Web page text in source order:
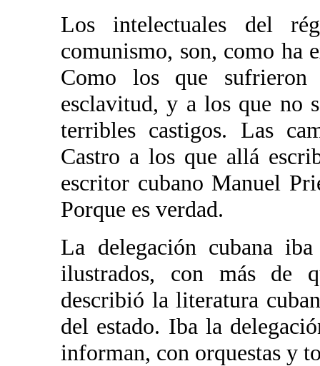
Los intelectuales del
comunismo, son, como ha
Como los que sufrieron
esclavitud, y a los que no
terribles castigos. Las
Castro a los que allá
escritor cubano Manuel
Porque es verdad.
La delegación cubana
ilustrados, con más de
describió la literatura
del estado. Iba la
informan, con orquestas y